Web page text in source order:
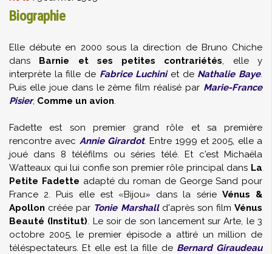
Biographie
Elle débute en 2000 sous la direction de Bruno Chiche
dans Barnie et ses petites contrariétés, elle y
interprète la fille de Fabrice Luchiniet de Nathalie Baye.
Puis elle joue dans le 2ème film réalisé par Marie-France
Pisier, Comme un avion.
Fadette est son premier grand rôle et sa première
rencontre avec Annie Girardot. Entre 1999 et 2005, elle a
joué dans 8 téléfilms ou séries télé. Et c'est Michaëla
Watteaux qui lui confie son premier rôle principal dans La
Petite Fadette adapté du roman de George Sand pour
France 2. Puis elle est «Bijou» dans la série Vénus &
Apollon créée par Tonie Marshalld'après son film Vénus
Beauté (Institut). Le soir de son lancement sur Arte, le 3
octobre 2005, le premier épisode a attiré un million de
téléspectateurs. Et elle est la fille de Bernard Giraudeau